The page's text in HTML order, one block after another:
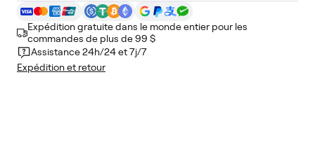
Expédition gratuite dans le monde entier pour les
commandes de plus de 99 $
Assistance 24h/24 et 7j/7
Expédition et retour